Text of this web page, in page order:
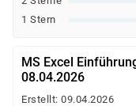
1 Stern
MS Excel
08.04.2026
Erstellt: 09.04.2026